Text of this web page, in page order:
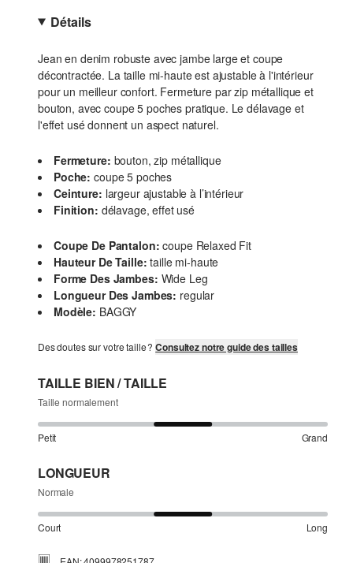
Détails
Jean en denim robuste avec jambe large et coupe
décontractée. La taille mi-haute est ajustable à l'intérieur
pour un meilleur confort. Fermeture par zip métallique et
bouton, avec coupe 5 poches pratique. Le délavage et
l'effet usé donnent un aspect naturel.
Fermeture: bouton, zip métallique
Poche: coupe 5 poches
Ceinture: largeur ajustable à l’intérieur
Finition: délavage, effet usé
Coupe De Pantalon: coupe Relaxed Fit
Hauteur De Taille: taille mi-haute
Forme Des Jambes: Wide Leg
Longueur Des Jambes: regular
Modèle: BAGGY
Des doutes sur votre taille ?Consultez notre guide des tailles
TAILLE BIEN / TAILLE
Taille normalement
Petit Grand
LONGUEUR
Normale
Court Long